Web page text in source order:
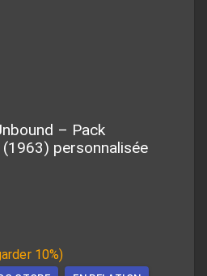
– Pack
personnalisée
10%)